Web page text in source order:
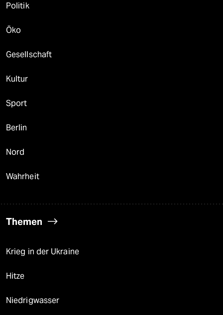
Politik
Öko
Gesellschaft
Kultur
Sport
Berlin
Nord
Wahrheit
Themen
Krieg in der Ukraine
Hitze
Niedrigwasser